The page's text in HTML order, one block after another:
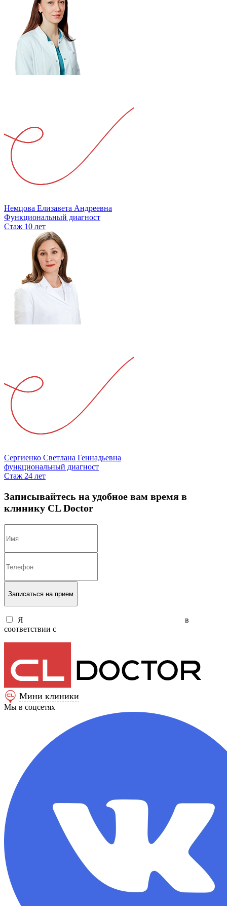
Немцова Елизавета Андреевна
Функциональный диагност
Стаж 10 лет
Сергиенко Светлана Геннадьевна
функциональный диагност
Стаж 24 лет
Записывайтесь на удобное вам время в
клинику CL Doctor
Записаться на прием
Я
в
соответствии с
Мини клиники
Мы в соцсетях